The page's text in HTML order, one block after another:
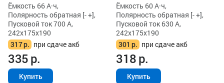
Ёмкость 66 А·ч,
Полярность обратная [- +],
Пусковой ток 700 А,
242x175x190
317р. при сдаче акб
335р.
Купить
Ёмкость 60 А·ч,
Полярность обратная [- +],
Пусковой ток 630 А,
242x175x190
301 р. при сдаче акб
318р.
Купить